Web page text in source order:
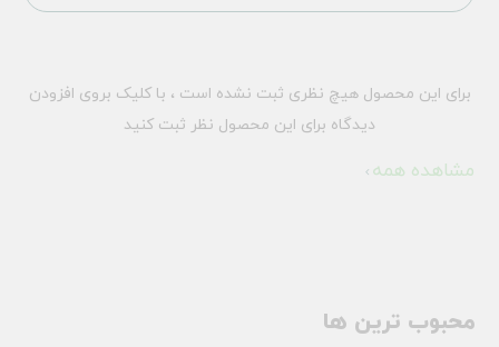
برای این محصول هیچ نظری ثبت نشده است ، با کلیک بروی افزودن
دیدگاه برای این محصول نظر ثبت کنید
مشاهده همه
محبوب ترین ها